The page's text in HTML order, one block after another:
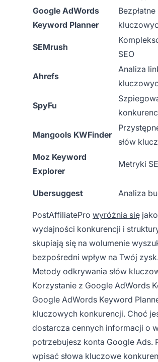
Google AdWords
Keyword Planner
SEMrush
SEO
Ahrefs
Analiza
SpyFu
Mangools KWFinder
słów
Moz Keyword
Explorer
Metryki
Ubersuggest Analiza
PostAffiliatePro wyróżnia się
wydajności konkurencji i
skupiają się na wolumenie
bezpośredni wpływ na Twój
Metody odkrywania słów
Korzystanie z Google AdWords
Google AdWords Keyword
kluczowych konkurencji. Choć
dostarcza cennych informacji o
potrzebujesz konta Google Ads.
wpisać słowa kluczowe